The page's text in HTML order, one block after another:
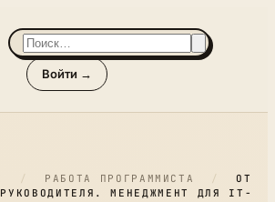
Войти →
/ РАБОТА ПРОГРАММИСТА /
ОТ
МЕНЕДЖМЕНТ ДЛЯ IT-